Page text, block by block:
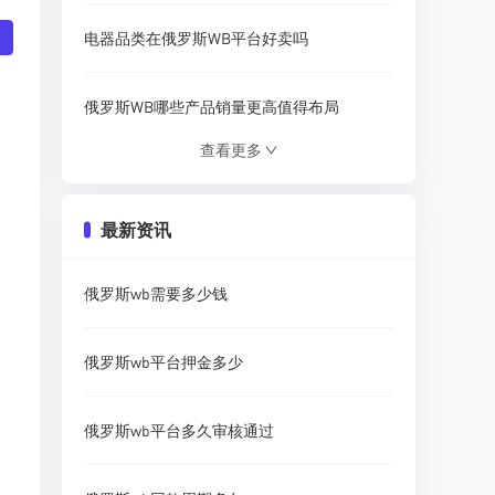
电器品类在俄罗斯WB平台好卖吗
俄罗斯WB哪些产品销量更高值得布局
WB在俄罗斯布局了多少仓库，分布如何
查看更多
最新资讯
俄罗斯wb需要多少钱
俄罗斯wb平台押金多少
俄罗斯wb平台多久审核通过